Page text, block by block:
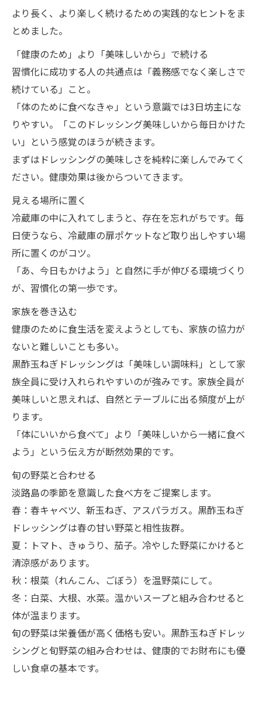
より長く、より楽しく続けるための実践的なヒントをま
とめました。
「健康のため」より「美味しいから」で続ける
習慣化に成功する人の共通点は「義務感でなく楽しさで
続けている」こと。
「体のために食べなきゃ」という意識では3日坊主にな
りやすい。「このドレッシング美味しいから毎日かけた
い」という感覚のほうが続きます。
まずはドレッシングの美味しさを純粋に楽しんでみてく
ださい。健康効果は後からついてきます。
見える場所に置く
冷蔵庫の中に入れてしまうと、存在を忘れがちです。毎
日使うなら、冷蔵庫の扉ポケットなど取り出しやすい場
所に置くのがコツ。
「あ、今日もかけよう」と自然に手が伸びる環境づくり
が、習慣化の第一歩です。
家族を巻き込む
健康のために食生活を変えようとしても、家族の協力が
ないと難しいことも多い。
黒酢玉ねぎドレッシングは「美味しい調味料」として家
族全員に受け入れられやすいのが強みです。家族全員が
美味しいと思えれば、自然とテーブルに出る頻度が上が
ります。
「体にいいから食べて」より「美味しいから一緒に食べ
よう」という伝え方が断然効果的です。
旬の野菜と合わせる
淡路島の季節を意識した食べ方をご提案します。
春：春キャベツ、新玉ねぎ、アスパラガス。黒酢玉ねぎ
ドレッシングは春の甘い野菜と相性抜群。
夏：トマト、きゅうり、茄子。冷やした野菜にかけると
清涼感があります。
秋：根菜（れんこん、ごぼう）を温野菜にして。
冬：白菜、大根、水菜。温かいスープと組み合わせると
体が温まります。
旬の野菜は栄養価が高く価格も安い。黒酢玉ねぎドレッ
シングと旬野菜の組み合わせは、健康的でお財布にも優
しい食卓の基本です。